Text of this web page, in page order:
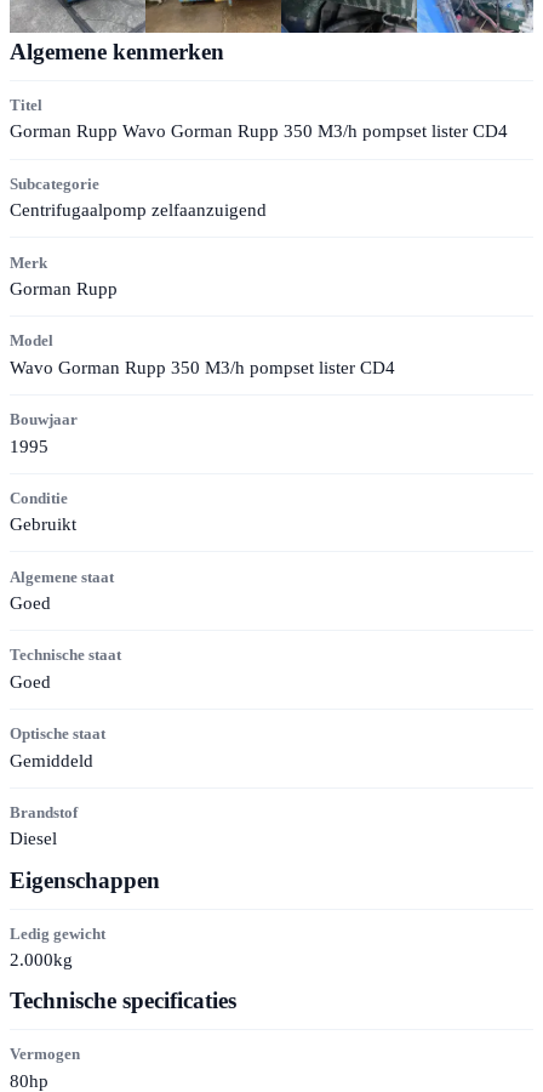
Algemene kenmerken
Titel
Gorman Rupp Wavo Gorman Rupp 350 M3/h pompset lister CD4
Subcategorie
Centrifugaalpomp zelfaanzuigend
Merk
Gorman Rupp
Model
Wavo Gorman Rupp 350 M3/h pompset lister CD4
Bouwjaar
1995
Conditie
Gebruikt
Algemene staat
Goed
Technische staat
Goed
Optische staat
Gemiddeld
Brandstof
Diesel
Eigenschappen
Ledig gewicht
2.000kg
Technische specificaties
Vermogen
80hp